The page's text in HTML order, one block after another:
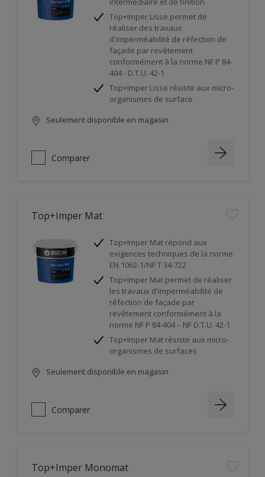
Top+Imper Lisse permet de
réaliser des travaux
d'imperméabilité de réfection de
façade par revêtement
conformément à la norme NF P 84-
404 - D.T.U. 42-1
Top+Imper Lisse résiste aux micro-
organismes de surface
Seulement disponible en magasin
Comparer
Top+Imper Mat
Top+Imper Mat répond aux
exigences techniques de la norme
EN 1062-1/NF T 34-722
Top+Imper Mat permet de réaliser
les travaux d'imperméabilité de
réfection de façade par
revêtement conformément à la
norme NF P 84-404 – NF D.T.U. 42-1
Top+Imper Mat résiste aux micro-
organismes de surfaces
Seulement disponible en magasin
Comparer
Top+Imper Monomat